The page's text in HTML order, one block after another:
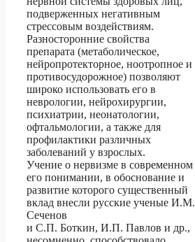
подверженных негативным
стрессовым воздействиям.
Разносторонние свойства
препарата (метаболическое,
нейропротекторное, ноотропное и
противосудорожное) позволяют
широко использовать его в
неврологии, нейрохирургии,
психиатрии, неонатологии,
офтальмологии, а также для
профилактики различных
заболеваний у взрослых.
Учение о нервизме в современном
его понимании, в обоснование и
развитие которого существенный
вклад внесли русские ученые И.М.
Сеченов
и С.П. Боткин, И.П. Павлов и др.,